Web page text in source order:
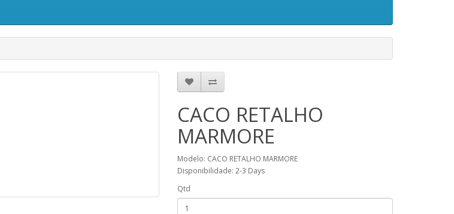
CACO RETALHO
MARMORE
Modelo: CACO RETALHO MARMORE
Disponibilidade: 2-3 Days
Qtd